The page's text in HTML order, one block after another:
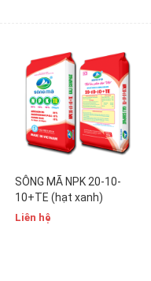
SÔNG MÃ NPK 20-10-
10+TE (hạt xanh)
Liên hệ